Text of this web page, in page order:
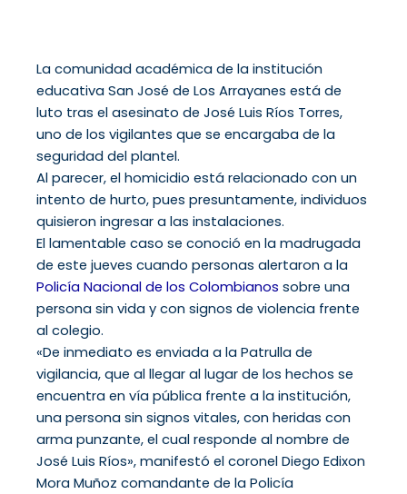
La comunidad académica de la institución
educativa San José de Los Arrayanes está de
luto tras el asesinato de José Luis Ríos Torres,
uno de los vigilantes que se encargaba de la
seguridad del plantel.
Al parecer, el homicidio está relacionado con un
intento de hurto, pues presuntamente, individuos
quisieron ingresar a las instalaciones.
El lamentable caso se conoció en la madrugada
de este jueves cuando personas alertaron a la
Policía Nacional de los Colombianos sobre una
persona sin vida y con signos de violencia frente
al colegio.
«De inmediato es enviada a la Patrulla de
vigilancia, que al llegar al lugar de los hechos se
encuentra en vía pública frente a la institución,
una persona sin signos vitales, con heridas con
arma punzante, el cual responde al nombre de
José Luis Ríos», manifestó el coronel Diego Edixon
Mora Muñoz comandante de la Policía